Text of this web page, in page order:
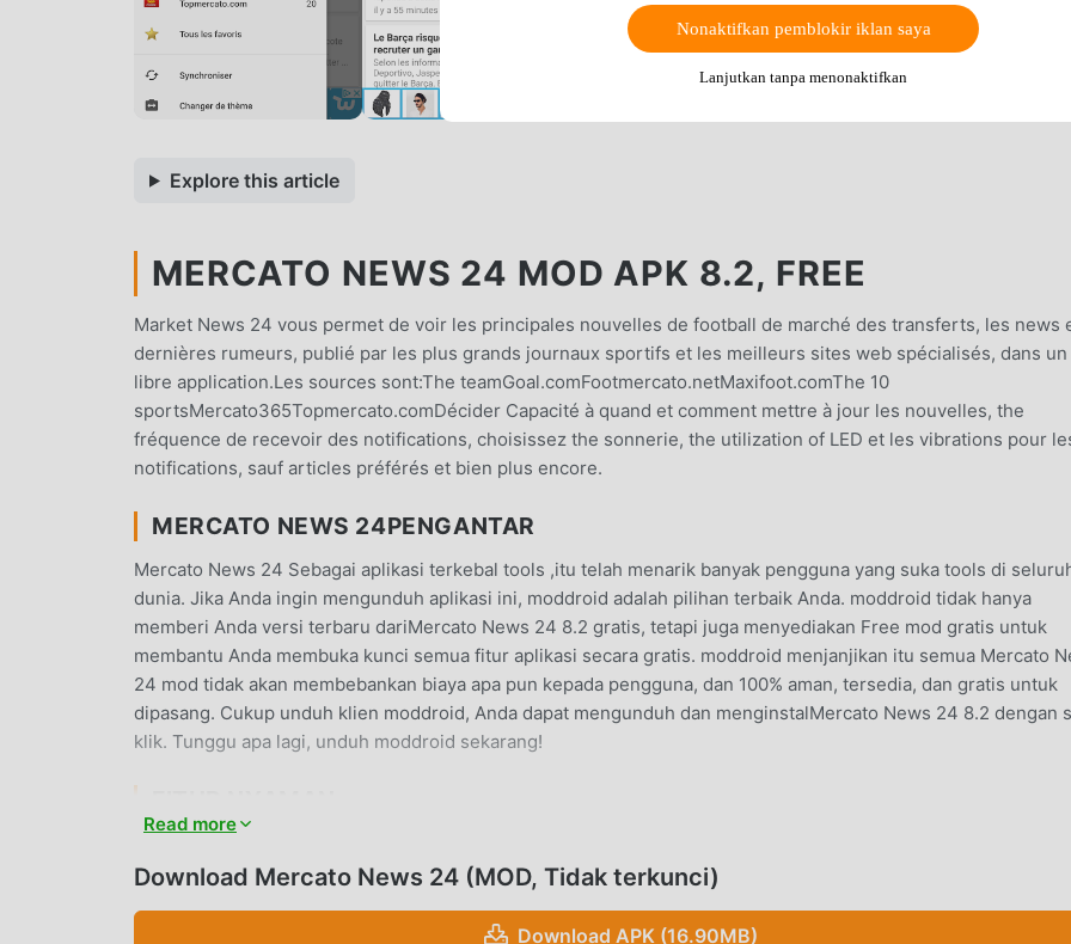
Explore this article
MERCATO NEWS 24 MOD APK 8.2, FREE
Market News 24 vous permet de voir les principales nouvelles de football de marché des transferts, les news
dernières rumeurs, publié par les plus grands journaux sportifs et les meilleurs sites web spécialisés, dans un
libre application.Les sources sont:The teamGoal.comFootmercato.netMaxifoot.comThe 10
sportsMercato365Topmercato.comDécider Capacité à quand et comment mettre à jour les nouvelles, the
fréquence de recevoir des notifications, choisissez the sonnerie, the utilization of LED et les vibrations pour
notifications, sauf articles préférés et bien plus encore.
MERCATO NEWS 24PENGANTAR
Mercato News 24 Sebagai aplikasi terkebal tools ,itu telah menarik banyak pengguna yang suka tools di
dunia. Jika Anda ingin mengunduh aplikasi ini, moddroid adalah pilihan terbaik Anda. moddroid tidak hanya
memberi Anda versi terbaru dariMercato News 24 8.2 gratis, tetapi juga menyediakan Free mod gratis untuk
membantu Anda membuka kunci semua fitur aplikasi secara gratis. moddroid menjanjikan itu semua Mercato
24 mod tidak akan membebankan biaya apa pun kepada pengguna, dan 100% aman, tersedia, dan gratis untuk
dipasang. Cukup unduh klien moddroid, Anda dapat mengunduh dan menginstalMercato News 24 8.2 dengan
klik. Tunggu apa lagi, unduh moddroid sekarang!
Dibandingkan dengan tradisional tools aplikasi, Mercato News 24 memberikan pengalaman yang lebih kaya
mudah merasakan semua fungsi, dan itu benar-benar gratis! Selain itu, moddroid juga mendukung tools
Read more
Download Mercato News 24 (MOD, Tidak terkunci)
Download APK (16.90MB)
Nonaktifkan pemblokir iklan saya
Lanjutkan tanpa menonaktifkan